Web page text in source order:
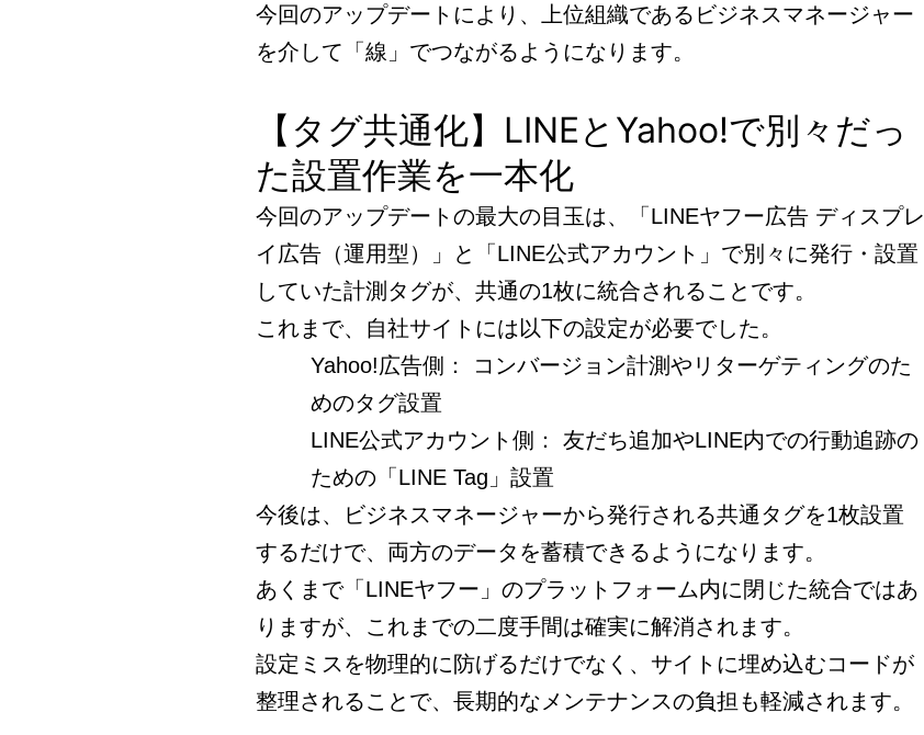
今回のアップデートにより、上位組織であるビジネスマネージャー
を介して「線」でつながるようになります。
【タグ共通化】LINEとYahoo!で別々だっ
た設置作業を一本化
今回のアップデートの最大の目玉は、「LINEヤフー広告 ディスプレ
イ広告（運用型）」と「LINE公式アカウント」で別々に発行・設置
していた計測タグが、共通の1枚に統合されることです。
これまで、自社サイトには以下の設定が必要でした。
Yahoo!広告側： コンバージョン計測やリターゲティングのた
めのタグ設置
LINE公式アカウント側： 友だち追加やLINE内での行動追跡の
ための「LINE Tag」設置
今後は、ビジネスマネージャーから発行される共通タグを1枚設置
するだけで、両方のデータを蓄積できるようになります。
あくまで「LINEヤフー」のプラットフォーム内に閉じた統合ではあ
りますが、これまでの二度手間は確実に解消されます。
設定ミスを物理的に防げるだけでなく、サイトに埋め込むコードが
整理されることで、長期的なメンテナンスの負担も軽減されます。